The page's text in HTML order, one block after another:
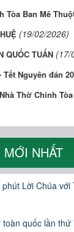
Tòa Ban Mê
(19/02/2026)
QUỐC TUẤN (17/
Nguyên đán
Thờ Chính
MỚI NHẤT
Lời Chúa với
quốc lần thứ